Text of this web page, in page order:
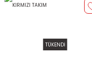
TÜKENDİ